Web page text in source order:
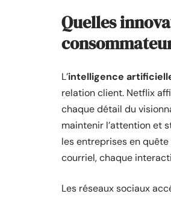
Quelles
L’intelligence
relation client. Netflix
chaque détail du
maintenir l’attention et
les entreprises en
courriel, chaque
Les réseaux sociaux